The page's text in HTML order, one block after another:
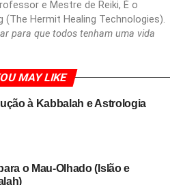
e Mestre de Reiki, É o
(The Hermit Healing Technologies).
para que todos tenham uma vida
MAY LIKE
à Kabbalah e Astrologia
o Mau-Olhado (Islão e